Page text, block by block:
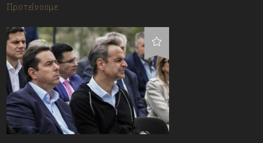
Προτείνουμε